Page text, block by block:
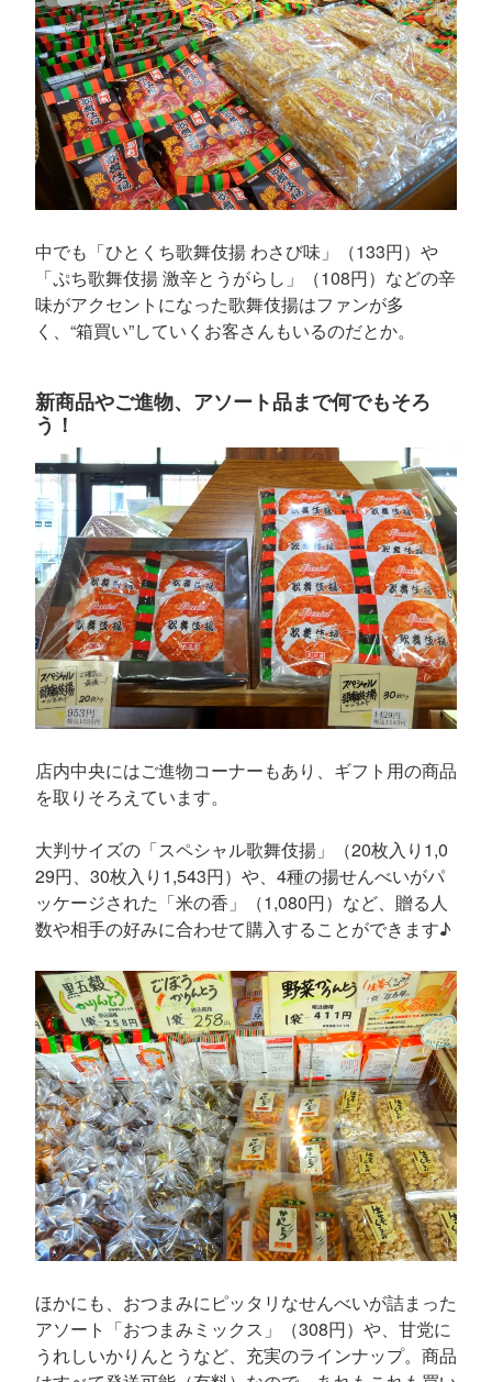
中でも「ひとくち歌舞伎揚 わさび味」（133円）や
「ぷち歌舞伎揚 激辛とうがらし」（108円）などの辛
味がアクセントになった歌舞伎揚はファンが多
く、“箱買い”していくお客さんもいるのだとか。
新商品やご進物、アソート品まで何でもそろ
う！
店内中央にはご進物コーナーもあり、ギフト用の商品
を取りそろえています。
大判サイズの「スペシャル歌舞伎揚」（20枚入り1,0
29円、30枚入り1,543円）や、4種の揚せんべいがパ
ッケージされた「米の香」（1,080円）など、贈る人
数や相手の好みに合わせて購入することができます♪
ほかにも、おつまみにピッタリなせんべいが詰まった
アソート「おつまみミックス」（308円）や、甘党に
うれしいかりんとうなど、充実のラインナップ。商品